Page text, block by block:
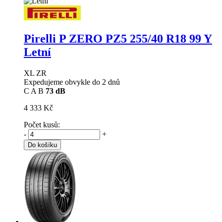
Pirelli P ZERO PZ5 255/40 R18 99 Y
Letní
XL ZR
Expedujeme obvykle do 2 dnů
C A B 73 dB
4 333 Kč
Počet kusů:
-
+
Do košíku